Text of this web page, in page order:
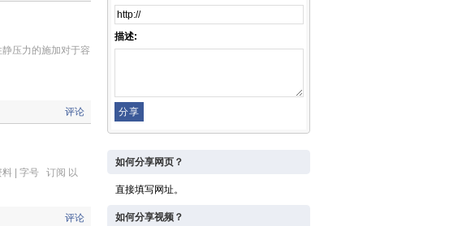
压力的施加对于容
评论
| 字号 订阅 以
评论
描述:
如何分享网页？
直接填写网址。
如何分享视频？